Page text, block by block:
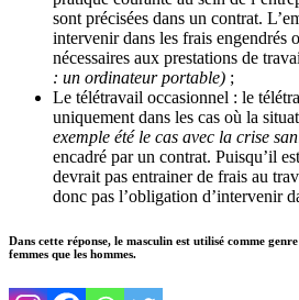
sont précisées dans un contrat.
intervenir dans les frais engendrés
nécessaires aux prestations de
: un ordinateur portable) ;
Le télétravail occasionnel : le
uniquement dans les cas où la
exemple été le cas avec la crise
encadré par un contrat. Puisqu’il
devrait pas entrainer de frais au
donc pas l’obligation d’intervenir
Dans cette réponse, le masculin est utilisé comme
femmes que les hommes.